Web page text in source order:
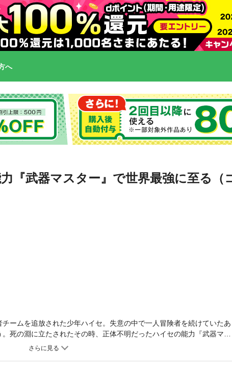
へ
『武器マスター』で世界最強に至る
ームを追放された少年ハイセ。失意の中で一人冒険者を続けていたあ
死の淵に立たされたその時、正体不明だったハイセの能力『武器マス
在しないはずの未知の兵器を召喚できる規格外の力で――絶望の底から